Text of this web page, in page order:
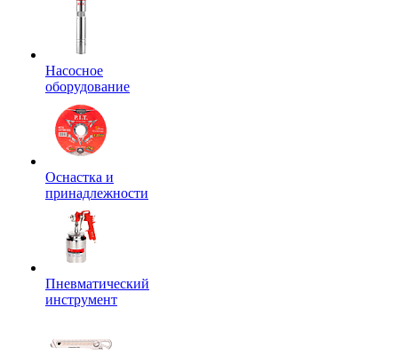
Насосное
оборудование
Оснастка и
принадлежности
Пневматический
инструмент